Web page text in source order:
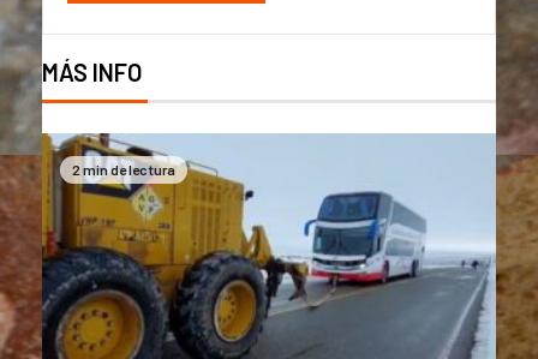
MÁS INFO
2 min de lectura